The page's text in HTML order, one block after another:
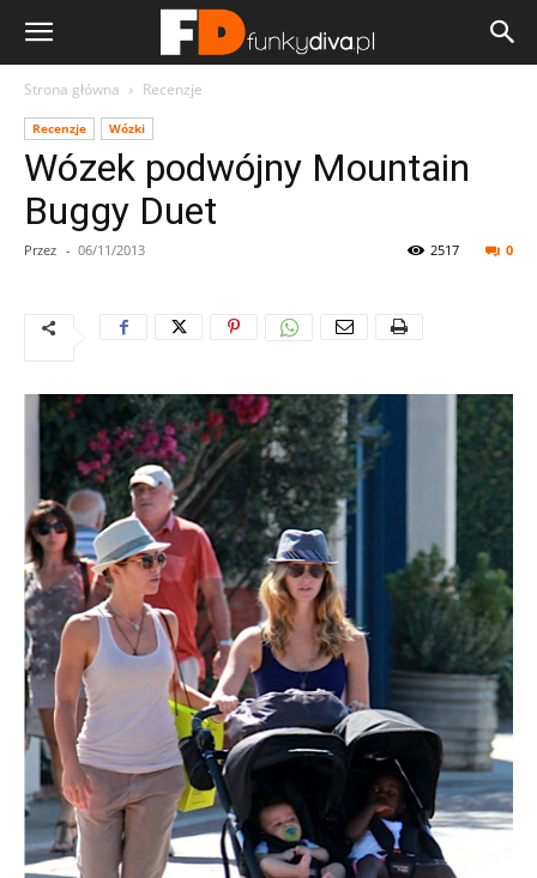
Strona główna Recenzje
Recenzje Wózki
Wózek podwójny Mountain
Buggy Duet
Przez - 06/11/2013 0
2517